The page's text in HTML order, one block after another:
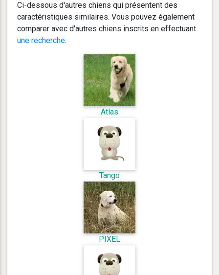
Ci-dessous d'autres chiens qui présentent des
caractéristiques similaires. Vous pouvez également
comparer avec d'autres chiens inscrits en effectuant
une recherche.
Atlas
Tango
PIXEL